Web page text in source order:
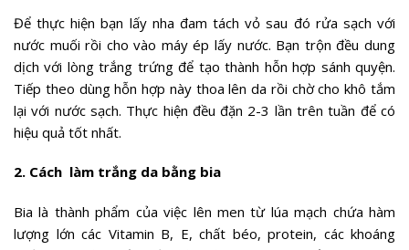
Để thực hiện bạn lấy nha đam tách vỏ sau đó rửa sạch với
nước muối rồi cho vào máy ép lấy nước. Bạn trộn đều dung
dịch với lòng trắng trứng để tạo thành hỗn hợp sánh quyện.
Tiếp theo dùng hỗn hợp này thoa lên da rồi chờ cho khô tắm
lại với nước sạch. Thực hiện đều đặn 2-3 lần trên tuần để có
hiệu quả tốt nhất.
2. Cách làm trắng da bằng bia
Bia là thành phẩm của việc lên men từ lúa mạch chứa hàm
lượng lớn các Vitamin B, E, chất béo, protein, các khoáng